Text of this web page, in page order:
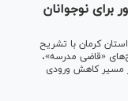
طرح هور برای نوجوانان
کرمان با تشریح
«قاضی مدرسه»،
مسیر کاهش ورودی